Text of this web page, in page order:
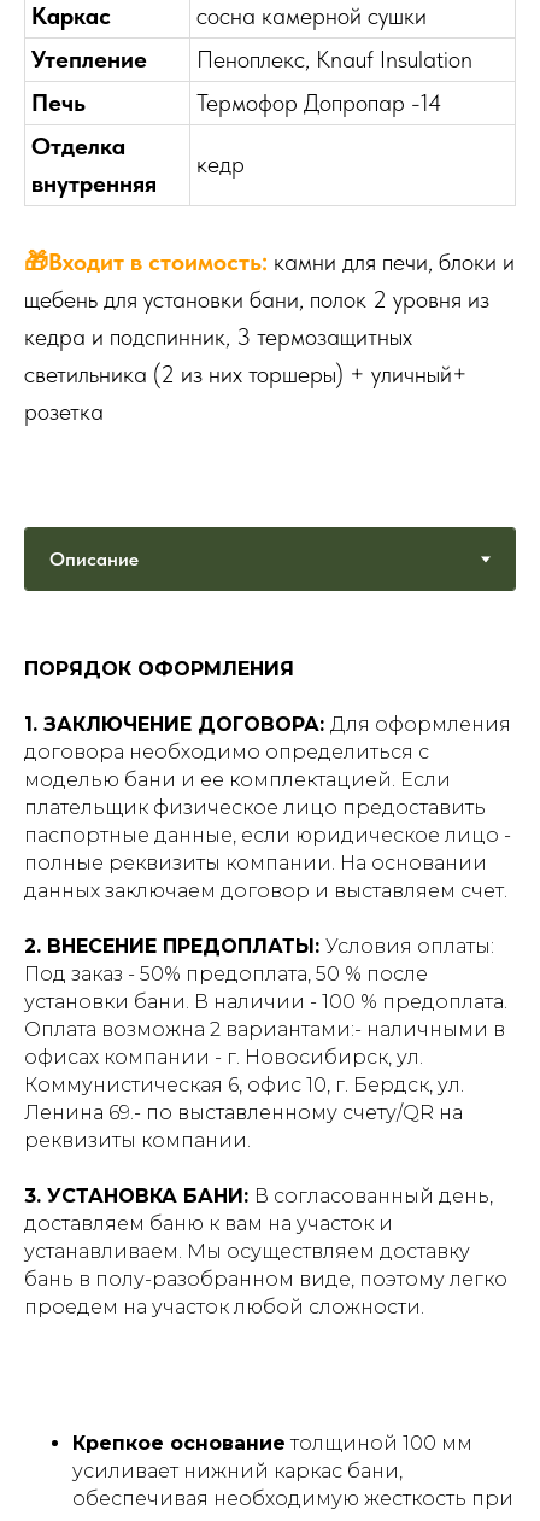
Каркас
сосна камерной сушки
Утепление
Пеноплекс, Knauf Insulation
Печь
Термофор Допропар -14
Отделка
внутренняя
кедр
🎁Входит в стоимость: камни для печи, блоки и
щебень для установки бани, полок 2 уровня из
кедра и подспинник, 3 термозащитных
светильника (2 из них торшеры) + уличный+
розетка
ПОРЯДОК ОФОРМЛЕНИЯ
1. ЗАКЛЮЧЕНИЕ ДОГОВОРА: Для оформления
договора необходимо определиться с
моделью бани и ее комплектацией. Если
плательщик физическое лицо предоставить
паспортные данные, если юридическое лицо -
полные реквизиты компании. На основании
данных заключаем договор и выставляем счет.
2. ВНЕСЕНИЕ ПРЕДОПЛАТЫ: Условия оплаты:
Под заказ - 50% предоплата, 50 % после
установки бани. В наличии - 100 % предоплата.
Оплата возможна 2 вариантами:- наличными в
офисах компании - г. Новосибирск, ул.
Коммунистическая 6, офис 10, г. Бердск, ул.
Ленина 69.- по выставленному счету/QR на
реквизиты компании.
3. УСТАНОВКА БАНИ: В согласованный день,
доставляем баню к вам на участок и
устанавливаем. Мы осуществляем доставку
бань в полу-разобранном виде, поэтому легко
проедем на участок любой сложности.
Крепкое основание толщиной 100 мм
усиливает нижний каркас бани,
обеспечивая необходимую жесткость при